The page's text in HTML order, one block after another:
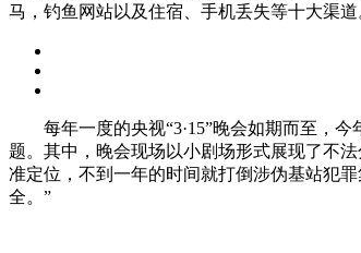
马，钓鱼网站以及住宿、手机丢失等十大渠道
每年一度的央视“3·15”晚会如期而至，今
题。其中，晚会现场以小剧场形式展现了不
准定位，不到一年的时间就打倒涉伪基站犯
全。”